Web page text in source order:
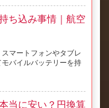
ち込み事情｜航空
マートフォンやタブレ
バイルバッテリーを持
当に安い？円換算